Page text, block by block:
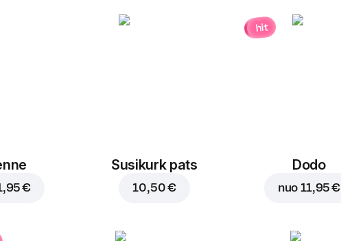
€
Susikurk pats
10,50 €
hit
Dodo
nuo 11,95 €